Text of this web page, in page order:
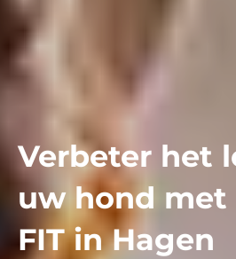
Verbeter het
uw hond met
FIT inHagen